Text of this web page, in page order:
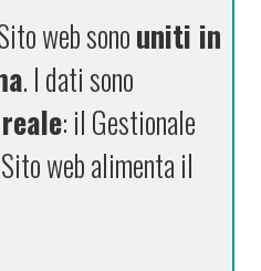
web sonouniti in
. I dati sono
: il Gestionale
web alimenta il